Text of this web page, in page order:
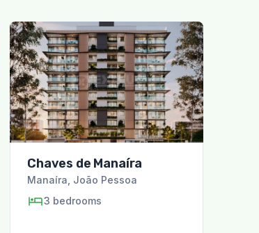
Chaves de Manaíra
Manaíra João Pessoa
3 bedrooms